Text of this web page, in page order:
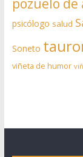
pozuelo de
psicólogo salud
Soneto
viñeta de humor